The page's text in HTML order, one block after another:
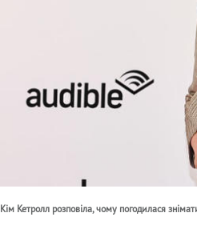
Кім Кетролл розповіла, чому погодилася